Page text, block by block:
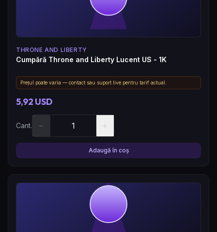
THRONE AND LIBERTY
Cumpără Throne and Liberty Lucent US - 1K
Prețul poate varia — contact sau suport live pentru tarif actual.
5,92 USD
Cant. − +
Adaugă în coș